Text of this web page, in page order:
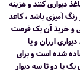
دیواری کنند و هزینه
رنگ آمیزی باشد ، کاغذ
و خریذ آن یک فرصت
ارزان و یا
شده است و برای
یا دو تا سه دیوار